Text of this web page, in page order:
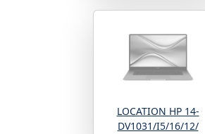
LOCATION HP 14-
DV1031/I5/16/12/